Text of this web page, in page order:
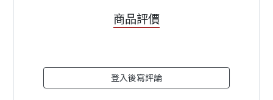
商品評價
登入後寫評論